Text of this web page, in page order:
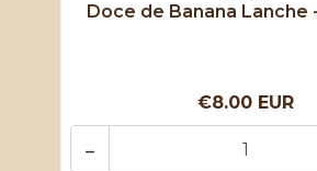
Doce de Banana Lanche
€8.00 EUR
-